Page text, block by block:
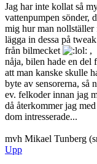
Jag har inte kollat så
vattenpumpen sönder,
mig hur man nollställer
lägga in dessa på
från bilmecket
,
nåja, bilen hade en del
att man kanske skulle
byte av sensorerna, så
ev. felkoder innan jag
då återkommer jag
dom intresserade...
mvh Mikael Tunberg
Upp